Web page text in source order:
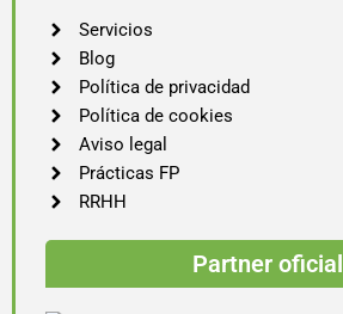
Servicios
Blog
Política de privacidad
Política de cookies
Aviso legal
Prácticas FP
RRHH
Partner oficial